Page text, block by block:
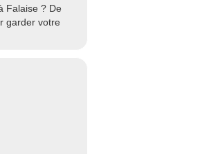
Falaise ? De
garder votre